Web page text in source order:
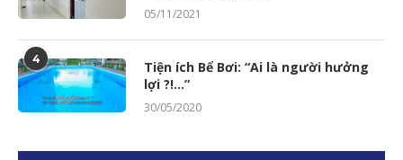
05/11/2021
4
Tiện ích Bể Bơi: “Ai là người hưởng
lợi ?!…”
30/05/2020